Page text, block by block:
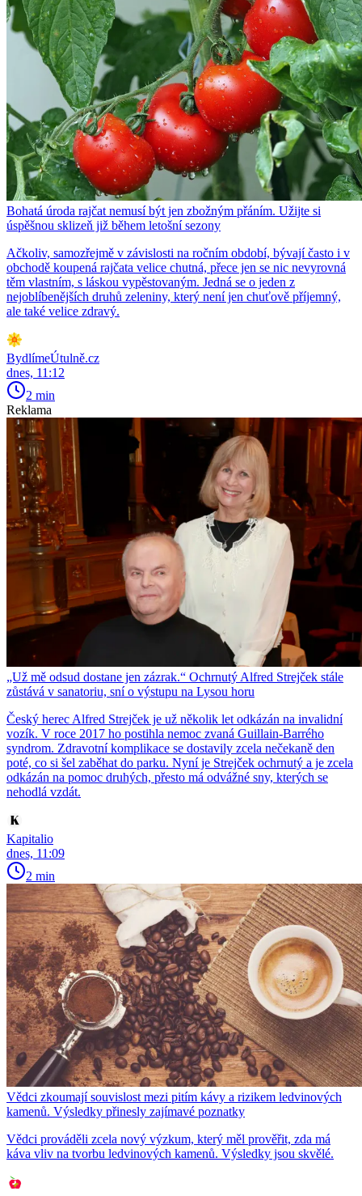
Bohatá úroda rajčat nemusí být jen zbožným přáním. Užijte si
úspěšnou sklizeň již během letošní sezony
Ačkoliv, samozřejmě v závislosti na ročním období, bývají často i v
obchodě koupená rajčata velice chutná, přece jen se nic nevyrovná
těm vlastním, s láskou vypěstovaným. Jedná se o jeden z
nejoblíbenějších druhů zeleniny, který není jen chuťově příjemný,
ale také velice zdravý.
BydlímeÚtulně.cz
dnes, 11:12
2 min
Reklama
„Už mě odsud dostane jen zázrak.“ Ochrnutý Alfred Strejček stále
zůstává v sanatoriu, sní o výstupu na Lysou horu
Český herec Alfred Strejček je už několik let odkázán na invalidní
vozík. V roce 2017 ho postihla nemoc zvaná Guillain-Barrého
syndrom. Zdravotní komplikace se dostavily zcela nečekaně den
poté, co si šel zaběhat do parku. Nyní je Strejček ochrnutý a je zcela
odkázán na pomoc druhých, přesto má odvážné sny, kterých se
nehodlá vzdát.
Kapitalio
dnes, 11:09
2 min
Vědci zkoumají souvislost mezi pitím kávy a rizikem ledvinových
kamenů. Výsledky přinesly zajímavé poznatky
Vědci prováděli zcela nový výzkum, který měl prověřit, zda má
káva vliv na tvorbu ledvinových kamenů. Výsledky jsou skvělé.